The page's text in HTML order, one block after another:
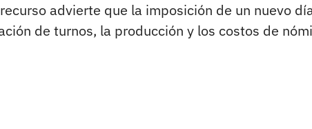
advierte que la imposición de un nuevo
de turnos, la producción y los costos de